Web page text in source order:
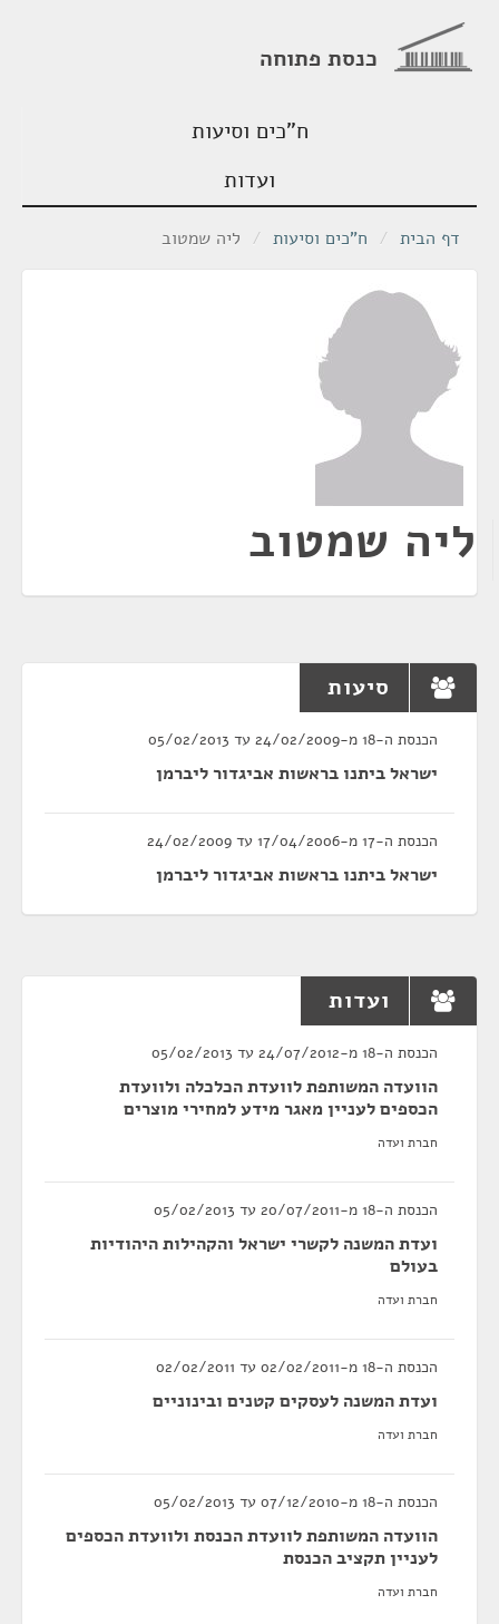
כנסת פתוחה
ח"כים וסיעות
ועדות
דף הבית / ח"כים וסיעות / ליה שמטוב
ליה שמטוב
סיעות
הכנסת ה-18 מ-24/02/2009 עד 05/02/2013
ישראל ביתנו בראשות אביגדור ליברמן
הכנסת ה-17 מ-17/04/2006 עד 24/02/2009
ישראל ביתנו בראשות אביגדור ליברמן
ועדות
הכנסת ה-18 מ-24/07/2012 עד 05/02/2013
הוועדה המשותפת לוועדת הכלכלה ולוועדת
הכספים לעניין מאגר מידע למחירי מוצרים
חברת ועדה
הכנסת ה-18 מ-20/07/2011 עד 05/02/2013
ועדת המשנה לקשרי ישראל והקהילות היהודיות
בעולם
חברת ועדה
הכנסת ה-18 מ-02/02/2011 עד 02/02/2011
ועדת המשנה לעסקים קטנים ובינוניים
חברת ועדה
הכנסת ה-18 מ-07/12/2010 עד 05/02/2013
הוועדה המשותפת לוועדת הכנסת ולוועדת הכספים
לעניין תקציב הכנסת
חברת ועדה